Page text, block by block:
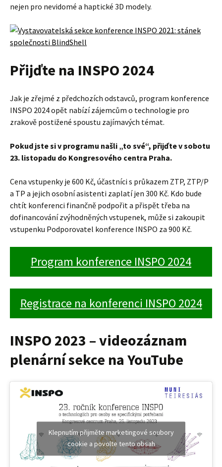
nejen pro nevidomé a haptické 3D modely.
Přijďte na INSPO 2024
Jak je zřejmé z předchozích odstavců, program konference
INSPO 2024 opět nabízí zájemcům o technologie pro
zrakově postižené spoustu zajímavých témat.
Pokud jste si v programu našli „to své“, přijďte v sobotu
23. listopadu do Kongresového centra Praha.
Cena vstupenky je 600 Kč, účastníci s průkazem ZTP, ZTP/P
a TP a jejich osobní asistenti zaplatí jen 300 Kč. Kdo bude
chtít konferenci finančně podpořit a přispět třeba na
dofinancování zvýhodněných vstupenek, může si zakoupit
vstupenku Podporovatel konference INSPO za 900 Kč.
Program konference INSPO 2024
Registrace na konferenci INSPO 2024
INSPO 2023 – videozáznam
plenární sekce na YouTube
Klepnutím přijměte marketingové soubory
cookie a povolte tento obsah